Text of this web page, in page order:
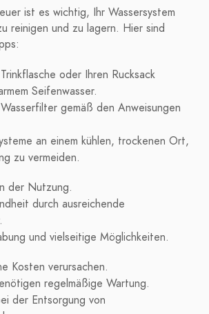
ist es wichtig, Ihr Wassersystem
reinigen und zu lagern. Hier sind
oder Ihren Rucksack
Seifenwasser.
gemäß den Anweisungen
an einem kühlen, trockenen Ort,
zu vermeiden.
der Nutzung.
durch ausreichende
und vielseitige Möglichkeiten.
Kosten verursachen.
regelmäßige Wartung.
der Entsorgung von